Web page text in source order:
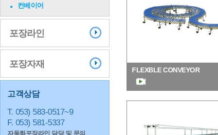
컨베이어
포장라인
포장자재
고객상담
T. 053) 583-0517~9
F. 053) 581-5337
자동화포장라인 담당 및 문의
FLEXBLE CONVEYOR